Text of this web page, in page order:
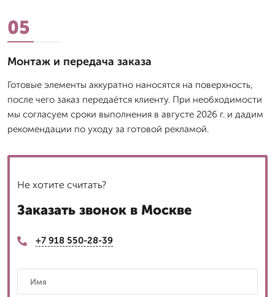
05
Монтаж и передача заказа
Готовые элементы аккуратно наносятся на поверхность,
после чего заказ передаётся клиенту. При необходимости
мы согласуем сроки выполнения в августе 2026 г. и дадим
рекомендации по уходу за готовой рекламой.
Не хотите считать?
Заказать звонок в Москве
+7 918 550-28-39